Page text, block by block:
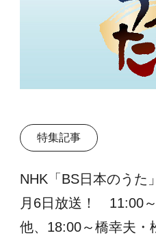
特集記事
NHK「BS日本のうた
月6日放送！ 11:00
他、18:00～橋幸夫